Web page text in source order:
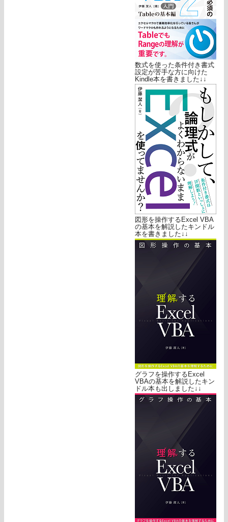
数式を使った条件付き書式
設定が苦手な方に向けた
Kindle本を書きました↓↓
図形を操作するExcel VBA
の基本を解説したキンドル
本を書きました↓↓
グラフを操作するExcel
VBAの基本を解説したキン
ドル本も出しました↓↓